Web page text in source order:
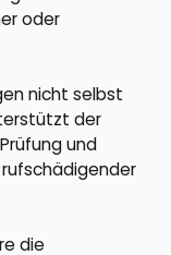
oder
nicht selbst
der
und
die